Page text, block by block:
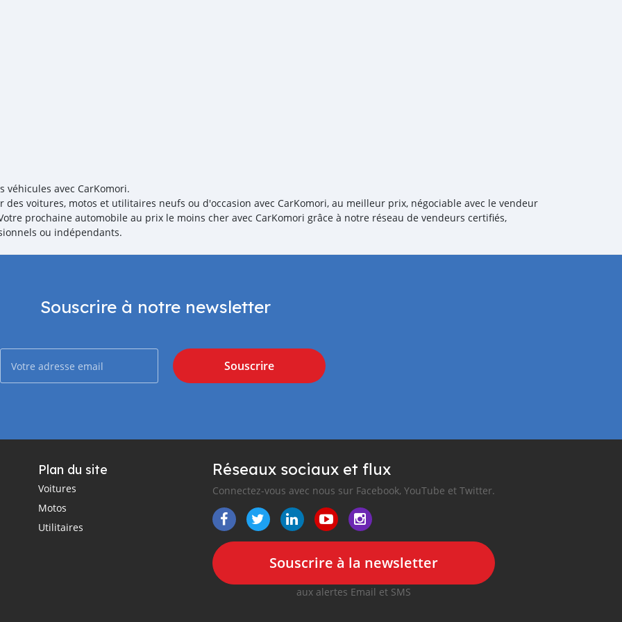
véhicules avec CarKomori.
des voitures, motos et utilitaires neufs ou d'occasion avec CarKomori, au meilleur prix, négociable avec le vendeur
prochaine automobile au prix le moins cher avec CarKomori grâce à notre réseau de vendeurs certifiés,
ou indépendants.
Souscrire à notre newsletter
Souscrire
Plan du site
Voitures
Motos
Utilitaires
Réseaux sociaux et flux
Connectez-vous avec nous sur Facebook, YouTube et Twitter.
Souscrire à la newsletter
aux alertes Email et SMS